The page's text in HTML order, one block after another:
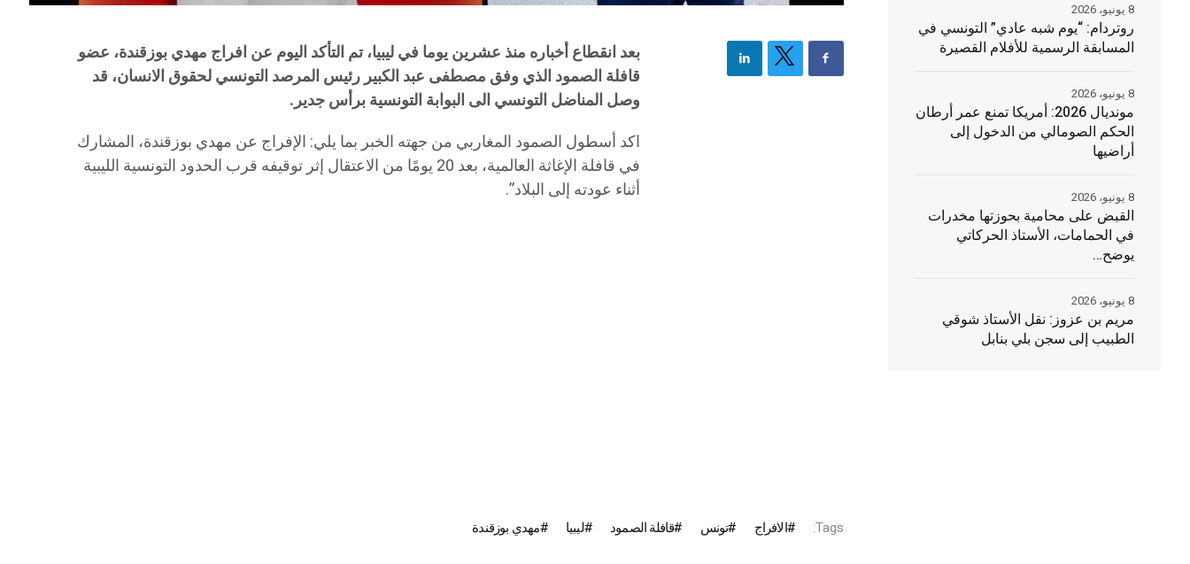
بعد انقطاع أخباره منذ عشرين يوما في ليبيا، تم التأكد اليوم عن افراج مهدي بوزقندة، عضو
قافلة الصمود الذي وفق مصطفى عبد الكبير رئيس المرصد التونسي لحقوق الانسان، قد
وصل المناضل التونسي الى البوابة التونسية برأس جدير.
اكد أسطول الصمود المغاربي من جهته الخبر بما يلي: الإفراج عن مهدي بوزقندة، المشارك
في قافلة الإغاثة العالمية، بعد 20 يومًا من الاعتقال إثر توقيفه قرب الحدود التونسية الليبية
أثناء عودته إلى البلاد”.
Tags: الافراج تونس قافلة الصمود ليبيا مهدي بوزقندة
روتردام: “يوم شبه عادي” التونسي في
المسابقة الرسمية للأفلام القصيرة
8 يونيو، 2026
مونديال 2026: أمريكا تمنع عمر أرطان
الحكم الصومالي من الدخول إلى
أراضيها
8 يونيو، 2026
القبض على محامية بحوزتها مخدرات
في الحمامات، الأستاذ الحركاتي
يوضح…
8 يونيو، 2026
مريم بن عزوز: نقل الأستاذ شوقي
الطبيب إلى سجن بلي بنابل
8 يونيو، 2026